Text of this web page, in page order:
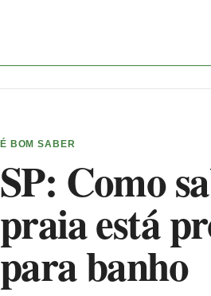
É BOM SABER
SP: Como
praia está
para banho